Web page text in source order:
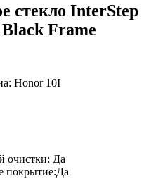
стекло InterStep
Frame
Honor 10I
очистки: Да
покрытие:Да